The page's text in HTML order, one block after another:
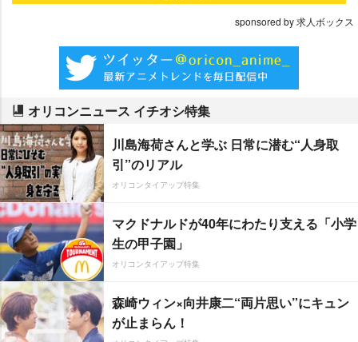
sponsored by 求人ボックス
オリコンニュース イチオシ特集
川島海荷さんと学ぶ 日常に潜む“人身取
引”のリアル
オリコンタイアップ特集
マクドナルドが40年にわたり支える「小学
生の甲子園」
オリコンタイアップ特集
森崎ウィン×向井康二“両片思い”にキュン
が止まらん！